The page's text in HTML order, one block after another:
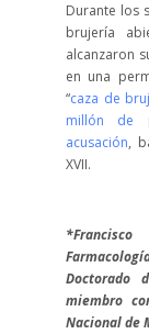
Durante los
brujería
alcanzaron
en una
“caza de
millón de
acusación,
XVII.
Doctorado
miembro
Nacional de